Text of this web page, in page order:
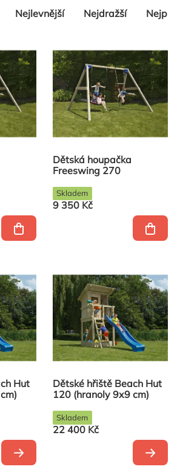
Nejlevnější Nejdražší
Dětská houpačka
Freeswing 270
9 350 Kč
Skladem
Hut
Dětské hřiště Beach Hut
120 (hranoly 9x9 cm)
22 400 Kč
Skladem